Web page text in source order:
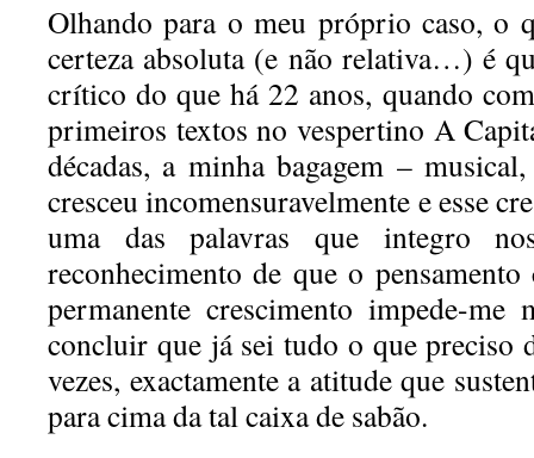
Olhando para o meu próprio caso, o
certeza absoluta (e não relativa…) é
crítico do que há 22 anos, quando
primeiros textos no vespertino A
décadas, a minha bagagem –
cresceu incomensuravelmente e esse
uma das palavras que integro
reconhecimento de que o
permanente crescimento impede-me
concluir que já sei tudo o que preciso
vezes, exactamente a atitude que
para cima da tal caixa de sabão.